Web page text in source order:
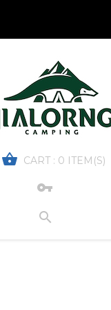
CART : 0 ITEM(S)